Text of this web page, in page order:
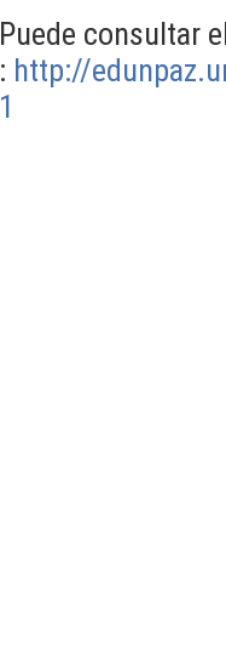
Puede consultar
: http://
1